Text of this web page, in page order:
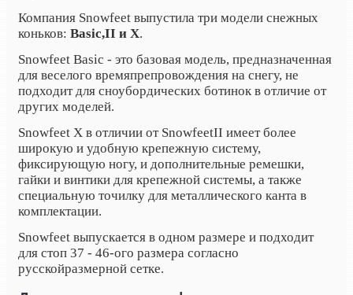
Компания Snowfeet выпустила три модели снежных
коньков: Basic,II и X.
Snowfeet Basic - это базовая модель, предназначенная
для веселого времяпрепровождения на снегу, не
подходит для сноубордических ботинок в отличие от
других моделей.
Snowfeet X в отличии от SnowfeetII имеет более
широкую и удобную крепежную систему,
фиксирующую ногу, и дополнительные ремешки,
гайки и винтики для крепежной системы, а также
специальную точилку для металлического канта в
комплектации.
Snowfeet выпускается в одном размере и подходит
для стоп 37 - 46-ого размера согласно
русскойразмерной сетке.